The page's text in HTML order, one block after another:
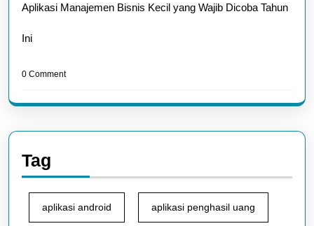
Aplikasi Manajemen Bisnis Kecil yang Wajib Dicoba Tahun
Ini
0 Comment
Tag
aplikasi android aplikasi penghasil uang